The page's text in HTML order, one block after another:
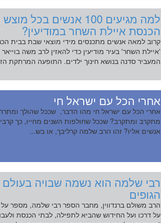
למה מגיעים 100 אנשים בכל
הכנסת איילת השחר במודיעין?
קרוב למאה אנשים מתכנסים מידי מוצאי שבת בבית
'איילת השחר' בעיר מודיעין כדי להאזין לרב משה בוייאר
המעביר סדנה בנושא חינוך ילדים. התופעה המרתקת
אחרי הכל עם ישראל חי
אחרי הכל עם ישראל חי מהו הדבר, שככל שהולך
מתקרב ומתקרב? שככל שחולפות השנים מחייו, כך
אנשים אליו? זהו הרב שלמה קרליבך, או בש...
רבי שלמה הוא נשמה שבויה בעולם
הגופים
הרב משולם ברנדווין, מחבר הספר רבי שלמה, מספר
על דרכו ועל החידוש שהביא לתפילה, לבתי הכנסת